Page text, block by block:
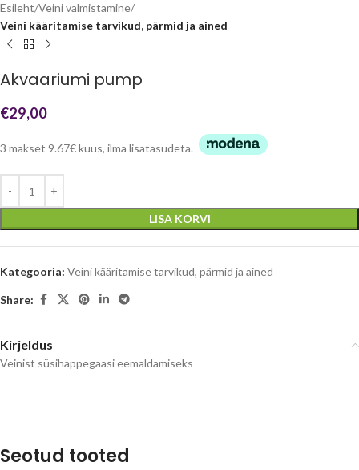
Esileht Veini valmistamine
Veini kääritamise tarvikud, pärmid ja ained
Akvaariumi pump
€29,00
3 makset 9.67€ kuus, ilma lisatasudeta.
LISA KORVI
Kategooria: Veini kääritamise tarvikud, pärmid ja ained
Share:
Kirjeldus
Veinist süsihappegaasi eemaldamiseks
Seotud tooted